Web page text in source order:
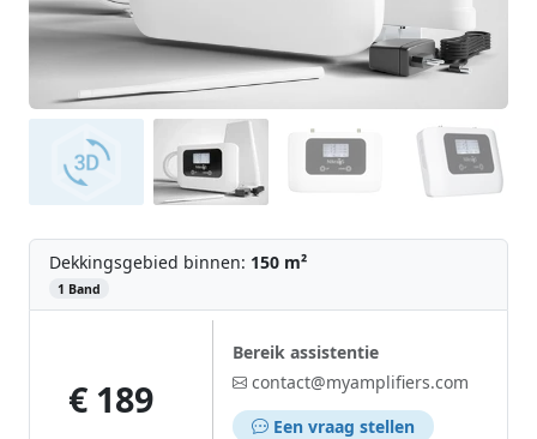
Dekkingsgebied binnen: 150 m²
1 Band
€ 189
Bereik assistentie
contact@myamplifiers.com
Een vraag stellen